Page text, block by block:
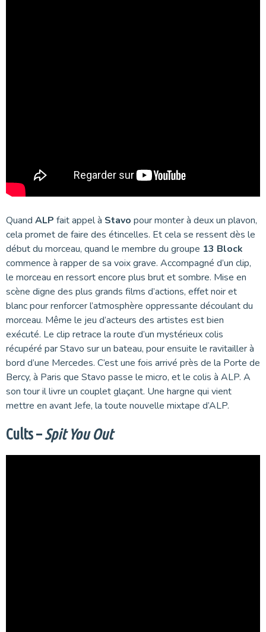
Quand ALP fait appel à Stavo pour monter à deux un plavon,
cela promet de faire des étincelles. Et cela se ressent dès le
début du morceau, quand le membre du groupe 13 Block
commence à rapper de sa voix grave. Accompagné d’un clip,
le morceau en ressort encore plus brut et sombre. Mise en
scène digne des plus grands films d’actions, effet noir et
blanc pour renforcer l’atmosphère oppressante découlant du
morceau. Même le jeu d’acteurs des artistes est bien
exécuté. Le clip retrace la route d’un mystérieux colis
récupéré par Stavo sur un bateau, pour ensuite le ravitailler à
bord d’une Mercedes. C’est une fois arrivé près de la Porte de
Bercy, à Paris que Stavo passe le micro, et le colis à ALP. A
son tour il livre un couplet glaçant. Une hargne qui vient
mettre en avant Jefe, la toute nouvelle mixtape d’ALP.
Cults –Spit You Out